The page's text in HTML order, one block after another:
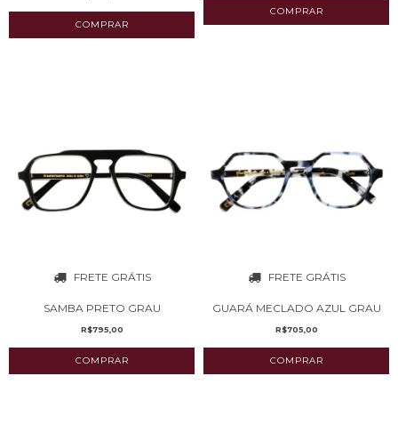
FRETE GRÁTIS
SAMBA PRETO GRAU
R$795,00
FRETE GRÁTIS
GUARÁ MECLADO AZUL GRAU
R$705,00